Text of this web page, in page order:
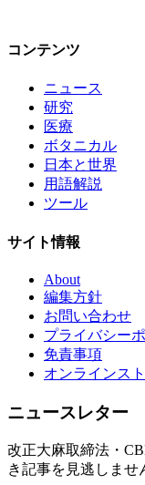
コンテンツ
ニュース
研究
医療
ボタニカル
日本と世界
用語解説
ツール
サイト情報
About
編集方針
お問い合わせ
プライバシー
免責事項
オンラインス
ニュースレター
改正大麻取締法・
き記事を見逃しませ